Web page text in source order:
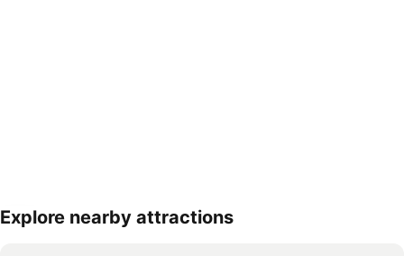
地図を拡大
Explore nearby attractions